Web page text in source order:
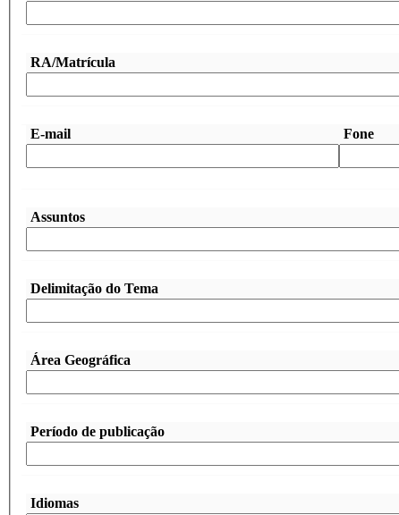
RA/Matrícula
E-mail Fone
Assuntos
Delimitação do Tema
Área Geográfica
Período de publicação
Idiomas